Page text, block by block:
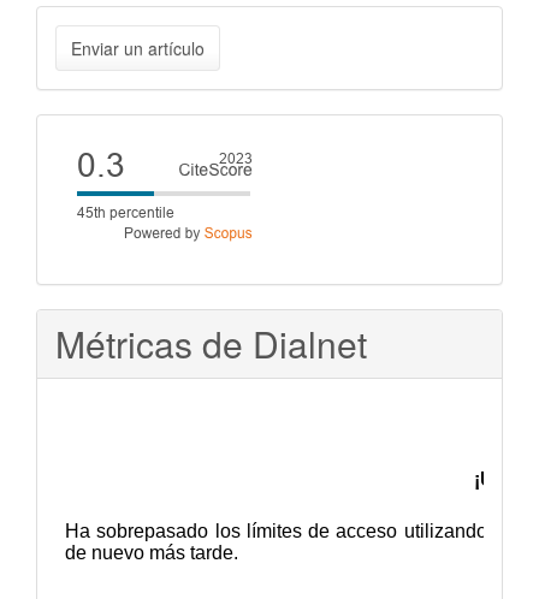
Enviar
un
artículo
Enviar un artículo
Cite
score
Métricas de Dialnet